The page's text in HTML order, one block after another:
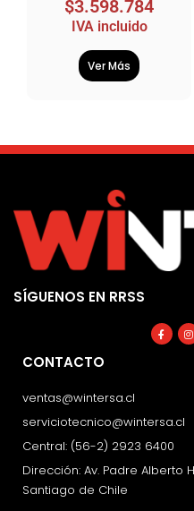
$3.598.784
IVA incluido
Ver Más
SÍGUENOS EN RRSS
f
CONTACTO
ventas@wintersa.cl
serviciotecnico@wintersa.cl
Central: (56-2) 2923 6400
Dirección: Av. Padre Alberto
Santiago de Chile